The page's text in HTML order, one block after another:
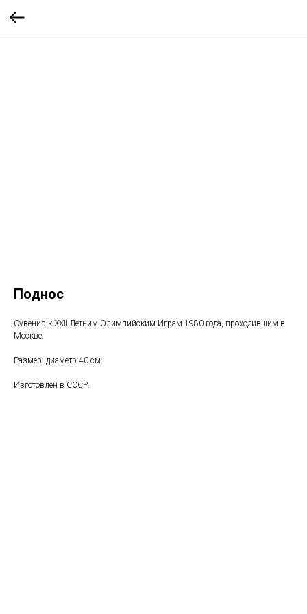
Поднос
Сувенир к XXII Летним Олимпийским Играм 1980 года, проходившим в
Москве.
Размер: диаметр 40 см.
Изготовлен в СССР.